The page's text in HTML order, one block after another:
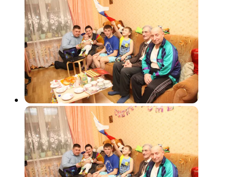
Интервью и аналитика 12 лет назад
Дедушка фристайлиста Ильи
Бурова: «Внук ничего себе не